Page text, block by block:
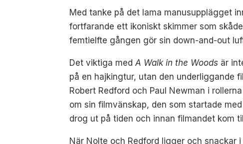
Med tanke på det lama manusupplägget
fortfarande ett ikoniskt skimmer som
femtielfte gången gör sin down-and-out
Det viktiga medA Walk in the Woods är
på en hajkingtur, utan den underliggande
Robert Redford och Paul Newman i
om sin filmvänskap, den som startade
drog ut på tiden och innan filmandet kom
När Nolte och Redford ligger och snackar